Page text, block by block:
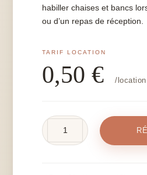
habiller chaises et bancs
ou d’un repas de réception.
0,50€ /location